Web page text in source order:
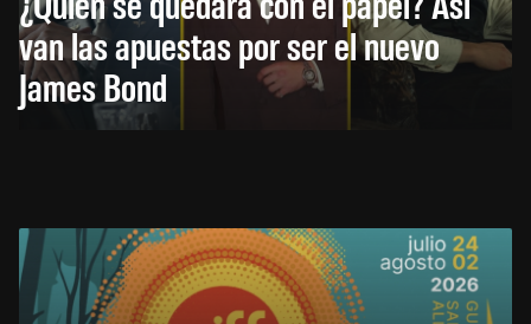
van las apuestas por ser el nuevo
James Bond